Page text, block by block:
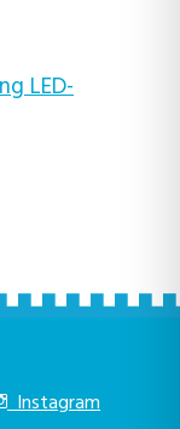
LED-
Instagram